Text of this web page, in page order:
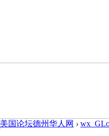
美国论坛德州华人网 ›